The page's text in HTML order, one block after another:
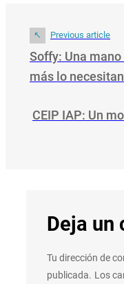
Previous article
Soffy: Una
más lo necesitan
CEIP IAP: Un
Deja un
Tu dirección de
publicada. Los